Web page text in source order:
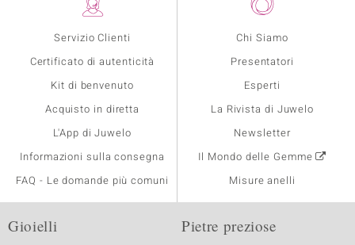
Servizio Clienti
Certificato di autenticità
Kit di benvenuto
Acquisto in diretta
L'App di Juwelo
Informazioni sulla consegna
FAQ - Le domande più comuni
Chi Siamo
Presentatori
Esperti
La Rivista di Juwelo
Newsletter
Il Mondo delle Gemme
Misure anelli
Gioielli Pietre preziose